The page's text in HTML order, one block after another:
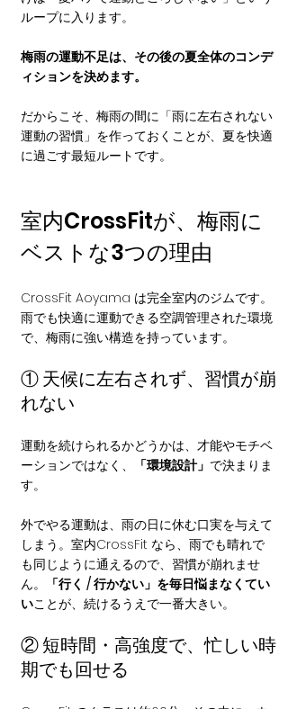
ループに入ります。
梅雨の運動不足は、その後の夏全体のコンデ
ィションを決めます。
だからこそ、梅雨の間に「雨に左右されない
運動の習慣」を作っておくことが、夏を快適
に過ごす最短ルートです。
室内CrossFitが、梅雨に
ベストな3つの理由
CrossFit Aoyama は完全室内のジムです。
雨でも快適に運動できる空調管理された環境
で、梅雨に強い構造を持っています。
① 天候に左右されず、習慣が崩
れない
運動を続けられるかどうかは、才能やモチベ
ーションではなく、
「環境設計」 で決まりま
す。
外でやる運動は、雨の日に休む口実を与えて
しまう。室内CrossFit なら、雨でも晴れで
も同じように通えるので、習慣が崩れませ
ん。
「行く / 行かない」を毎日悩まなくてい
いことが、続けるうえで一番大きい。
② 短時間・高強度で、忙しい時
期でも回せる